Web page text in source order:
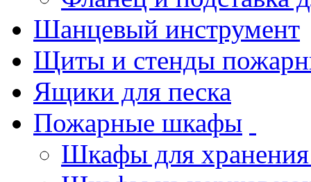
Шанцевый инструмент
Щиты и стенды
Ящики для песка
Пожарные шкафы
Шкафы для хранения